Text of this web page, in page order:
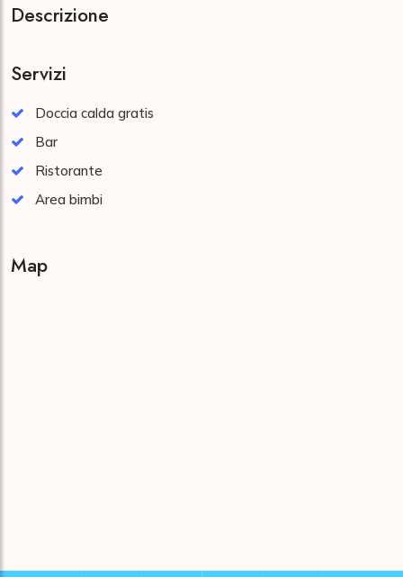
Descrizione
Servizi
Doccia calda gratis
Bar
Ristorante
Area bimbi
Map